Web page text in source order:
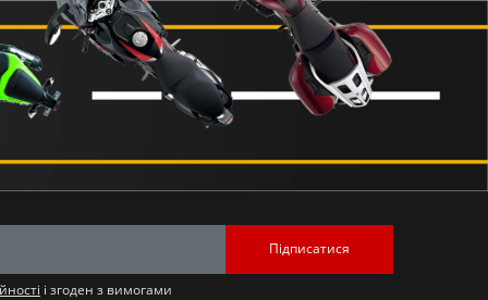
Підписатися
і згоден з вимогами